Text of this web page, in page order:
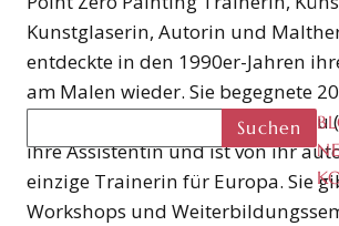
Suchen
Kunstglaserin, Autorin und
entdeckte in den 1990er-Jahren
am Malen wieder. Sie begegnete
Zero Painting und Michele Cassou
ihre Assistentin und ist von ihr
einzige Trainerin für Europa. Sie
Workshops und